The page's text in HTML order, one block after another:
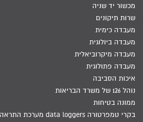
מכשור יד שניה
שרות תיקונים
מעבדה כימית
מעבדה ביולוגית
מעבדה מיקרוביאלית
מעבדה פתולוגית
איכות הסביבה
נוהל 126 של משרד הבריאות
ממונה בטיחות
בקרי טמפרטורה data loggers מערכת התראה